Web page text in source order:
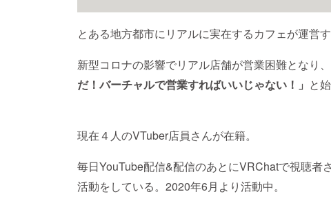
とある地方都市にリアルに実在するカフェが運営
新型コロナの影響でリアル店舗が営業困難となり
だ！バーチャルで営業すればいいじゃない！」 と
現在４人のVTuber店員さんが在籍。
毎日YouTube配信&配信のあとにVRChatで視聴者
活動をしている。2020年6月より活動中。